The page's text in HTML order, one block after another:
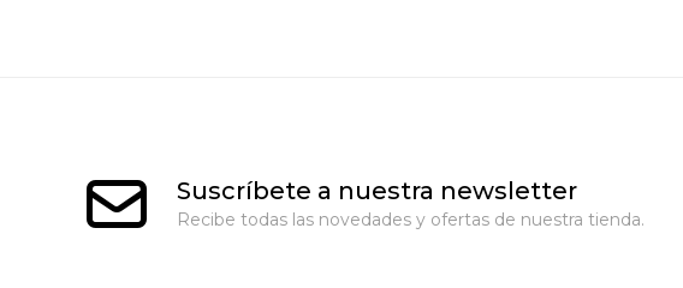
Suscríbete a nuestra newsletter
Recibe todas las novedades y ofertas de nuestra tienda.